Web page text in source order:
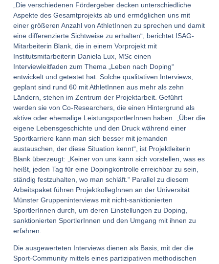
„Die verschiedenen Fördergeber decken unterschiedliche
Aspekte des Gesamtprojekts ab und ermöglichen uns mit
einer größeren Anzahl von AthletInnen zu sprechen und damit
eine differenzierte Sichtweise zu erhalten“, berichtet ISAG-
Mitarbeiterin Blank, die in einem Vorprojekt mit
Institutsmitarbeiterin Daniela Lux, MSc einen
Interviewleitfaden zum Thema „Leben nach Doping“
entwickelt und getestet hat. Solche qualitativen Interviews,
geplant sind rund 60 mit AthletInnen aus mehr als zehn
Ländern, stehen im Zentrum der Projektarbeit. Geführt
werden sie von Co-Researchers, die einen Hintergrund als
aktive oder ehemalige LeistungsportlerInnen haben. „Über die
eigene Lebensgeschichte und den Druck während einer
Sportkarriere kann man sich besser mit jemanden
austauschen, der diese Situation kennt“, ist Projektleiterin
Blank überzeugt: „Keiner von uns kann sich vorstellen, was es
heißt, jeden Tag für eine Dopingkontrolle erreichbar zu sein,
ständig festzuhalten, wo man schläft.“ Parallel zu diesem
Arbeitspaket führen ProjektkollegInnen an der Universität
Münster Gruppeninterviews mit nicht-sanktionierten
SportlerInnen durch, um deren Einstellungen zu Doping,
sanktionierten SportlerInnen und den Umgang mit ihnen zu
erfahren.
Die ausgewerteten Interviews dienen als Basis, mit der die
Sport-Community mittels eines partizipativen methodischen